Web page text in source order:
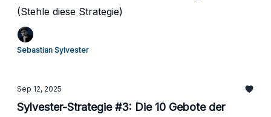
(Stehle diese Strategie)
Sebastian Sylvester
Sep 12, 2025
Sylvester-Strategie #3: Die 10 Gebote der